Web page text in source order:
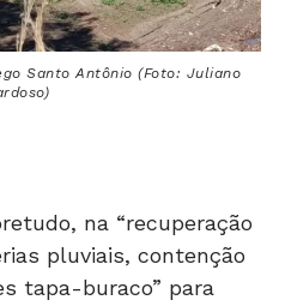
Santo Antônio (Foto: Juliano
na “recuperação
pluviais, contenção
tapa-buraco” para